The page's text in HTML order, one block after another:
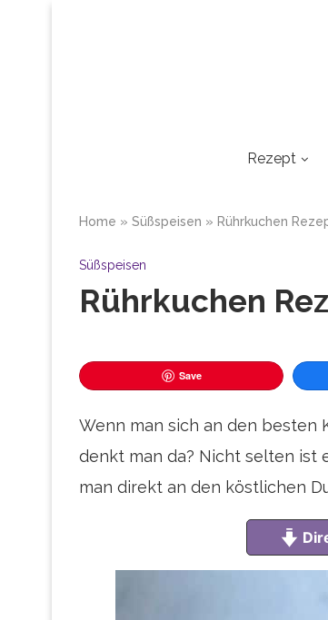
Rezept
Home » Süßspeisen » Rührkuchen
Süßspeisen
Rührkuchen
Save
Wenn man sich an den besten
denkt man da? Nicht selten ist
man direkt an den köstlichen